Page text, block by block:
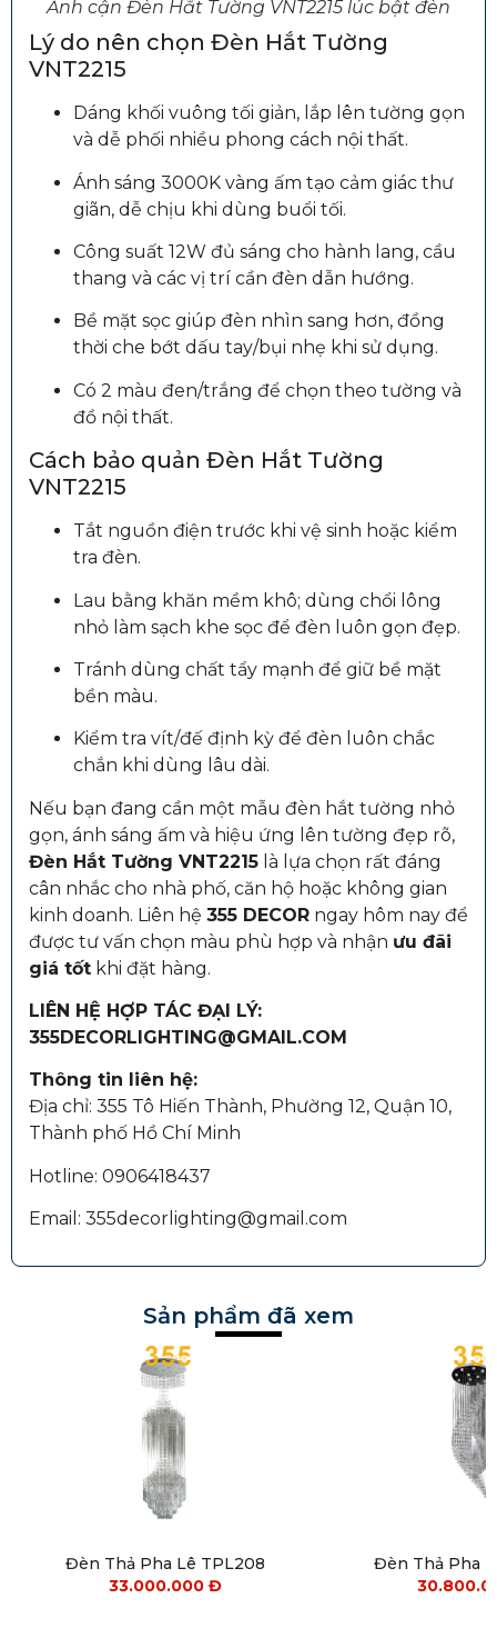
Ảnh cận Đèn Hắt Tường VNT2215 lúc bật đèn
Lý do nên chọn Đèn Hắt Tường
VNT2215
Dáng khối vuông tối giản, lắp lên tường gọn
và dễ phối nhiều phong cách nội thất.
Ánh sáng 3000K vàng ấm tạo cảm giác thư
giãn, dễ chịu khi dùng buổi tối.
Công suất 12W đủ sáng cho hành lang, cầu
thang và các vị trí cần đèn dẫn hướng.
Bề mặt sọc giúp đèn nhìn sang hơn, đồng
thời che bớt dấu tay/bụi nhẹ khi sử dụng.
Có 2 màu đen/trắng để chọn theo tường và
đồ nội thất.
Cách bảo quản Đèn Hắt Tường
VNT2215
Tắt nguồn điện trước khi vệ sinh hoặc kiểm
tra đèn.
Lau bằng khăn mềm khô; dùng chổi lông
nhỏ làm sạch khe sọc để đèn luôn gọn đẹp.
Tránh dùng chất tẩy mạnh để giữ bề mặt
bền màu.
Kiểm tra vít/đế định kỳ để đèn luôn chắc
chắn khi dùng lâu dài.
Nếu bạn đang cần một mẫu đèn hắt tường nhỏ
gọn, ánh sáng ấm và hiệu ứng lên tường đẹp rõ,
Đèn Hắt Tường VNT2215 là lựa chọn rất đáng
cân nhắc cho nhà phố, căn hộ hoặc không gian
kinh doanh. Liên hệ 355 DECOR ngay hôm nay để
được tư vấn chọn màu phù hợp và nhận ưu đãi
giá tốt khi đặt hàng.
LIÊN HỆ HỢP TÁC ĐẠI LÝ:
355DECORLIGHTING@GMAIL.COM
Thông tin liên hệ:
Địa chỉ: 355 Tô Hiến Thành, Phường 12, Quận 10,
Thành phố Hồ Chí Minh
Hotline: 0906418437
Email: 355decorlighting@gmail.com
Sản phẩm đã xem
Đèn Thả Pha Lê TPL208
33.000.000Đ
Đèn Thả Pha